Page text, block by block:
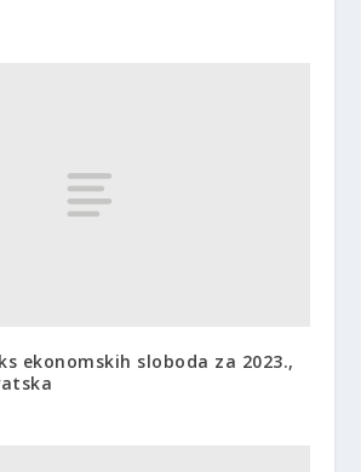
ekonomskih sloboda za 2023.,